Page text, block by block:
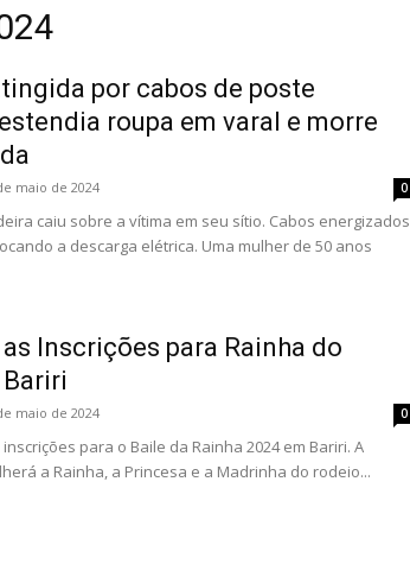
por cabos de poste
roupa em varal e morre
maio de 2024 0
caiu sobre a vítima em seu sítio. Cabos energizados
elétrica. Uma mulher de 50 anos
Inscrições para Rainha do
maio de 2024 0
para o Baile da Rainha 2024 em Bariri. A
a Rainha, a Princesa e a Madrinha do rodeio...